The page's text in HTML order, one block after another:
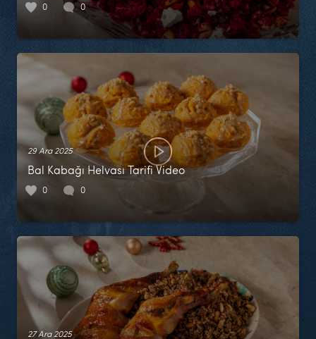
0 0
29 Ara 2025
Bal Kabağı Helvası Tarifi Video
0 0
27 Ara 2025